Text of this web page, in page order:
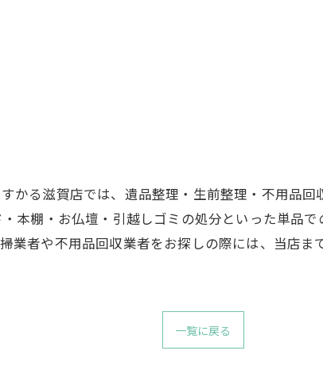
かる滋賀店では、遺品整理・生前整理・不用品
本棚・お仏壇・引越しゴミの処分といった単品
業者や不用品回収業者をお探しの際には、当店ま
一覧に戻る